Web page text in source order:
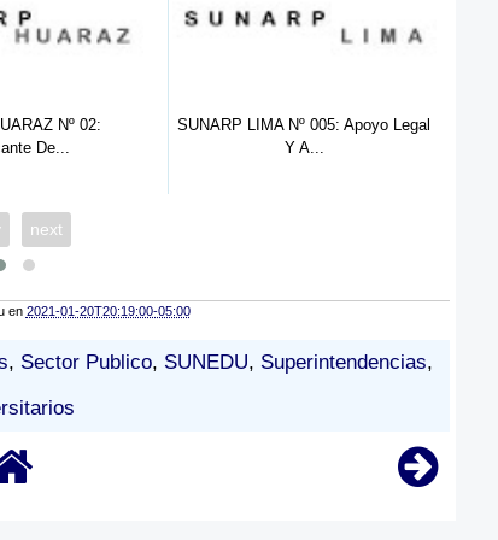
Nº 005: Apoyo Legal
Y A...
SUNARP Nº 001 - 2022 : (03)
Practic...
next
en 2021-01-20T20:19:00-05:00
, Sector Publico, SUNEDU, Superintendencias,